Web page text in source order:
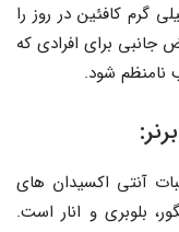
و پزشکان مصرف بیش از ۴۰۰ میلی گرم کافئین در روز را
برای افرادی که
نامنظم شود.
آنتی اکسیدان های
بلوبری و انار است.